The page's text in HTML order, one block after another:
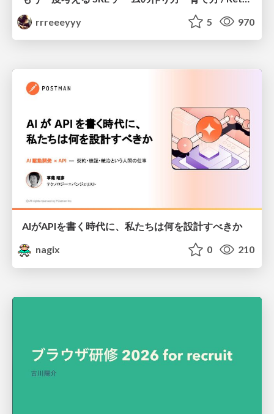
rrreeeyyy
5 970
AIがAPIを書く時代に、私たちは何を設計すべきか
nagix
0 210